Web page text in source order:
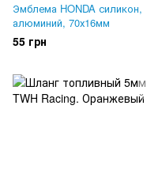
Эмблема HONDA силикон,
алюминий, 70х16мм
55 грн